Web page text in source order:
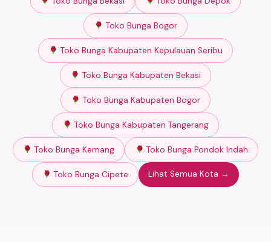
Toko Bunga Bogor
Toko Bunga Kabupaten Kepulauan Seribu
Toko Bunga Kabupaten Bekasi
Toko Bunga Kabupaten Bogor
Toko Bunga Kabupaten Tangerang
Toko Bunga Kemang Toko Bunga Pondok Indah
Toko Bunga Cipete Lihat Semua Kota →